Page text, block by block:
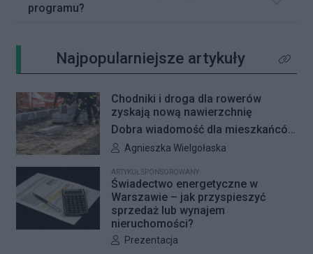
programu?
Najpopularniejsze artykuły Kliknij
Chodniki i droga dla rowerów
zyskają nową nawierzchnię
Dobra wiadomość dla mieszkańców
Woli i Żoliborza. Zarząd Dróg
remonty infrastruktury dla pieszych
i rowerzystów. Oferty w
przetargach zostały już otwarte, a
jeśli wszystko przebiegnie zgodnie
z planem, nowe nawierzchnie
Autor artykułu:
Agnieszka Wielgołaska
ARTYKUŁ SPONSOROWANY
Świadectwo energetyczne w
Warszawie – jak przyspieszyć
sprzedaż lub wynajem
nieruchomości?
Autor artykułu:
Prezentacja